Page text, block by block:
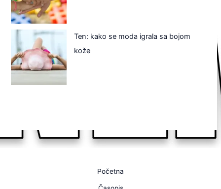
Ten: kako se moda igrala sa bojom
kože
Početna